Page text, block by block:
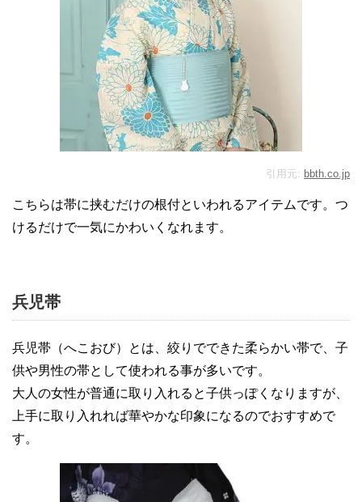
引用元: bbth.co.jp
こちらは帯に挟むだけの根付といわれるアイテムです。つ
けるだけで一気にかわいくなれます。
兵児帯
兵児帯（へこおび）とは、絞りでできた柔らかい帯で、子
供や男性の帯として使われる事が多いです。
大人の女性が普通に取り入れると子供っぽくなりますが、
上手に取り入れれば華やかな印象になるのでおすすめで
す。